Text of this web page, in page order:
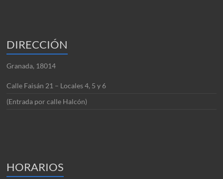
DIRECCIÓN
Granada, 18014
Calle Faisán 21 – Locales 4, 5 y 6
(Entrada por calle Halcón)
HORARIOS